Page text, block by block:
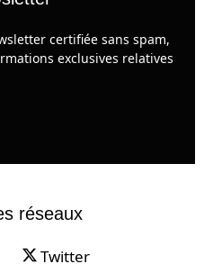
certifiée sans spam,
exclusives relatives
réseaux
Twitter